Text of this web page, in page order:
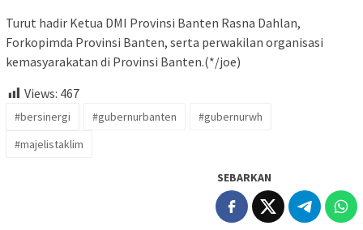
Turut hadir Ketua DMI Provinsi Banten Rasna Dahlan,
Forkopimda Provinsi Banten, serta perwakilan organisasi
kemasyarakatan di Provinsi Banten.(*/joe)
Views: 467
#bersinergi #gubernurbanten
#gubernurwh
#majelistaklim
SEBARKAN